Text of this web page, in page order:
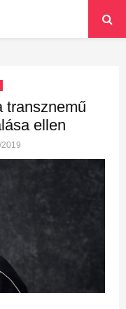
transznemű
ellen